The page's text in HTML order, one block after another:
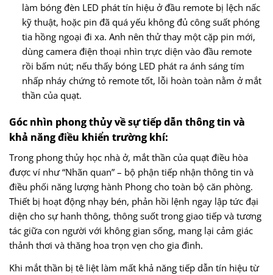
làm bóng đèn LED phát tín hiệu ở đầu remote bị lệch nấc
kỹ thuật, hoặc pin đã quá yếu không đủ công suất phóng
tia hồng ngoại đi xa. Anh nên thử thay một cặp pin mới,
dùng camera điện thoại nhìn trực diện vào đầu remote
rồi bấm nút; nếu thấy bóng LED phát ra ánh sáng tím
nhấp nháy chứng tỏ remote tốt, lỗi hoàn toàn nằm ở mắt
thần của quạt.
Góc nhìn phong thủy về sự tiếp dẫn thông tin và
khả năng điều khiển trường khí:
Trong phong thủy học nhà ở, mắt thần của quạt điều hòa
được ví như “Nhãn quan” – bộ phận tiếp nhận thông tin và
điều phối năng lượng hành Phong cho toàn bộ căn phòng.
Thiết bị hoạt động nhạy bén, phản hồi lệnh ngay lập tức đại
diện cho sự hanh thông, thông suốt trong giao tiếp và tương
tác giữa con người với không gian sống, mang lại cảm giác
thảnh thơi và thăng hoa trọn vẹn cho gia đình.
Khi mắt thần bị tê liệt làm mất khả năng tiếp dẫn tín hiệu từ